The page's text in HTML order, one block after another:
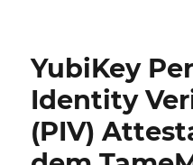
YubiKey
Identity
(PIV)